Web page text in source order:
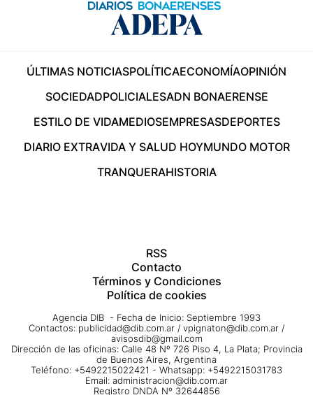
ÚLTIMAS NOTICIASPOLÍTICAECONOMÍAOPINIÓN
SOCIEDADPOLICIALESADN BONAERENSE
ESTILO DE VIDAMEDIOSEMPRESASDEPORTES
DIARIO EXTRAVIDA Y SALUD HOYMUNDO MOTOR
TRANQUERAHISTORIA
RSS
Contacto
Términos y Condiciones
Política de cookies
Agencia DIB - Fecha de Inicio: Septiembre 1993
Contactos: publicidad@dib.com.ar / vpignaton@dib.com.ar /
avisosdib@gmail.com
Dirección de las oficinas: Calle 48 Nº 726 Piso 4, La Plata; Provincia
de Buenos Aires, Argentina
Teléfono: +5492215022421 - Whatsapp: +5492215031783
Email: administracion@dib.com.ar
Registro DNDA Nº 32644856